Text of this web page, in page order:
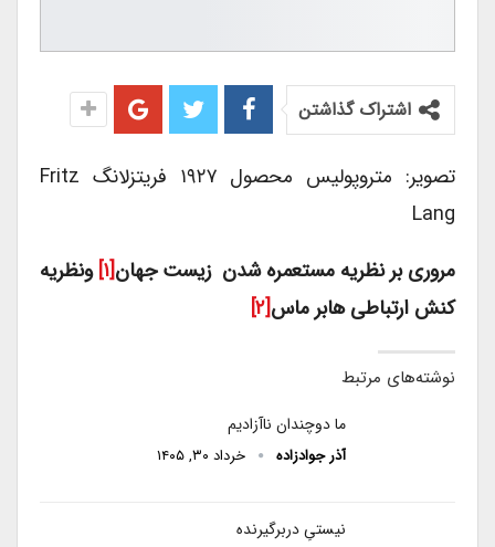
اشتراک گذاشتن
تصویر: متروپولیس محصول ۱۹۲۷ فریتزلانگ Fritz
Lang
مروری بر نظریه مستعمره شدن زیست جهان[۱] ونظریه
کنش ارتباطی هابر ماس[۲]
نوشته‌های مرتبط
ما دوچندان ناآزادیم
آذر جوادزاده خرداد ۳۰, ۱۴۰۵
نیستیِ دربرگیرنده